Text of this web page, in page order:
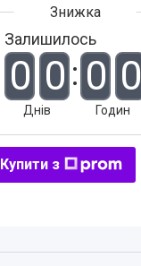
Залишилось
0 0
Днів
0 0
Годин
Купити з